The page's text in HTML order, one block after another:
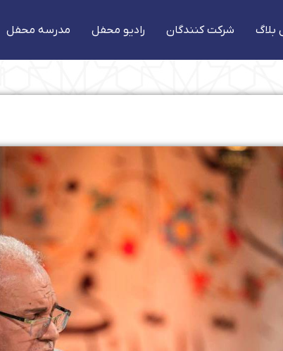
بلاگ شرکت کنندگان رادیو محفل مدرسه محفل